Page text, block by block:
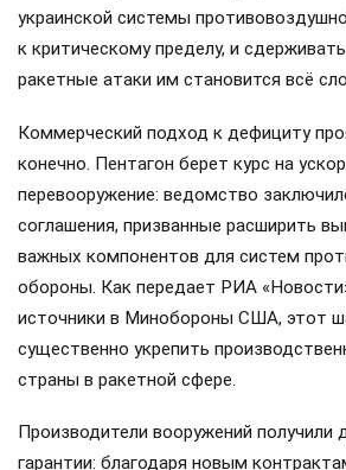
украинской системы
к критическому пределу, и
ракетные атаки им становится всё
Коммерческий подход к дефициту
конечно. Пентагон берет курс на
перевооружение: ведомство
соглашения, призванные расширить
важных компонентов для систем
обороны. Как передает РИА
источники в Минобороны США, этот
существенно укрепить
страны в ракетной сфере.
Производители вооружений получили
гарантии: благодаря новым